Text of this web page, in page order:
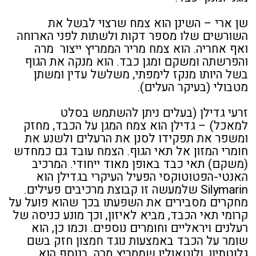
שן ארי – השינן הוא צמח שרצוי לבשל את
השורשים שלו מספר דקות ולשתות לפני הארוחה
ואף אחריה. הוא צמח מריר הממריץ ייצור מרה
והפרשתה ומשקם ומגן כבד. הוא מנקה את הגוף
בשל היותו מנקז לימפתי, משלשל עדין ומשתן
מטבולי (בעיקר העלים).
זרעי גדילן (בעלים ניתן להשתמש בסלט
למאכל) – גדילן הוא צמח המגן על הכבד, מחזק
ומשפר את תפקידו לסנן את הרעלים ולשנע את
חומרי המזון אל תאי הגוף. הצמח עובד גם כמחדש
(משקם) תאי כבד באופן מאוד ייחודי. המרכיב
האנטי-הפטוטוקסי הפעיל העיקרי בגדילן הוא
Silymarin שלמעשה זו קבוצת מרכיבים פעילים.
מחקרים מסבירים את השפעתו בכך שהוא פועל על
קרומי תאי הכבד, מביא לאיזון, וכך מונע כניסה של
רעלנים ויראליים וחומרים נוספים. וכמו כן, הוא
שומר על הכבד באמצעות נוגד חמצון חזק בשם